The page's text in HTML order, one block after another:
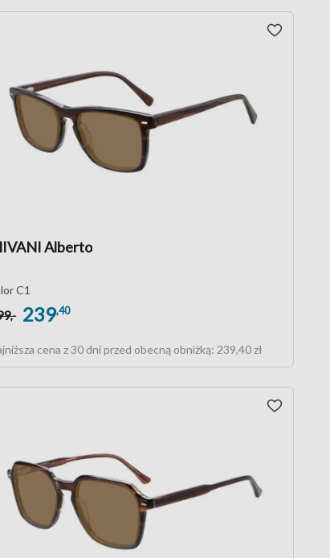
Alberto
C1
,- 239,40
cena z 30 dni przed obecną obniżką: 239,40 zł